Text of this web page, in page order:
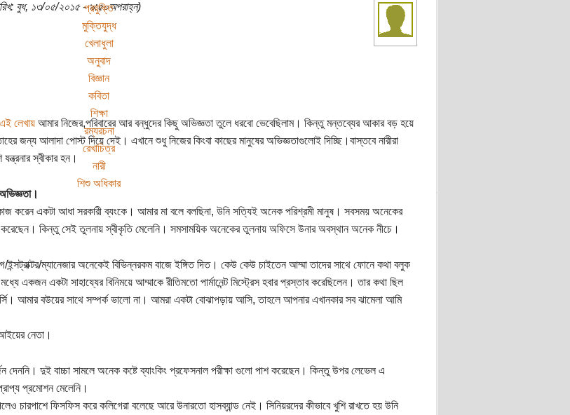
প্রযুক্তি
মুক্তিযুদ্ধ
খেলাধুলা
অনুবাদ
বিজ্ঞান
কবিতা
শিক্ষা
রম্যরচনা
রেখাচিত্র
নারী
শিশু অধিকার
বুধ, ১৩/০৫/২০১৫ - ৯:৫০অপরাহ্ন)
এই লেখায়আমার নিজের,পরিবারের আর বন্ধুদের কিছু অভিজ্ঞতা তুলে ধরবো ভেবেছিলাম। কিন্তু মন্তব্যের আকার বড় হয়ে
জন্য আলাদা পোস্ট দিয়ে দেই। এখানে শুধু নিজের কিংবা কাছের মানুষের অভিজ্ঞতাগুলোই দিচ্ছি।বাস্তবে নারীরা
স্বীকার হন।
করেন একটা আধা সরকারী ব্যংকে। আমার মা বলে বলছিনা, উনি সত্যিই অনেক পরিশ্রমী মানুষ। সবসময় অনেকের
কিন্তু সেই তুলনায় স্বীকৃতি মেলেনি। সমসাময়িক অনেকের তুলনায় অফিসে উনার অবস্থান অনেক নীচে।
ইন্সট্রাক্টর/ম্যানেজার অনেকেই বিভিন্নরকম বাজে ইঙ্গিত দিত। কেউ কেউ চাইতেন আম্মা তাদের সাথে ফোনে কথা বলুক
একজন একটা সাহায্যের বিনিময়ে আম্মাকে রীতিমতো পার্মানেন্ট মিস্ট্রেস হবার প্রস্তাব করেছিলেন। তার কথা ছিল
আমার বউয়ের সাথে সম্পর্ক ভালো না। আমরা একটা বোঝাপড়ায় আসি, তাহলে আপনার এখানকার সব ঝামেলা আমি
নেতা।
দেননি। দুই বাচ্চা সামলে অনেক কষ্টে ব্যাংকিং প্রফেসনাল পরীক্ষা গুলো পাশ করেছেন। কিন্তু উপর লেভেল এ
প্রমোশন মেলেনি।
চারপাশে ফিসফিস করে কলিগেরা বলেছে আরে উনারতো হাসব্যান্ড নেই। সিনিয়রদের কীভাবে খুশি রাখতে হয় উনি